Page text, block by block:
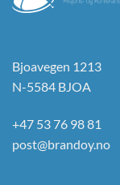
Bjoavegen 1213
N-5584 BJOA
+47 53 76 98 81
post@brandoy.no